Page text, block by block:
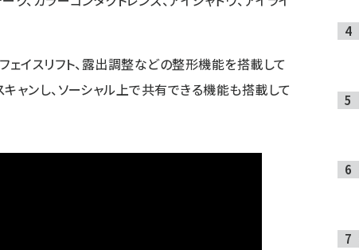
ェイスリフト、露出調整などの整形機能を搭載して
ャンし、ソーシャル上で共有できる機能も搭載して